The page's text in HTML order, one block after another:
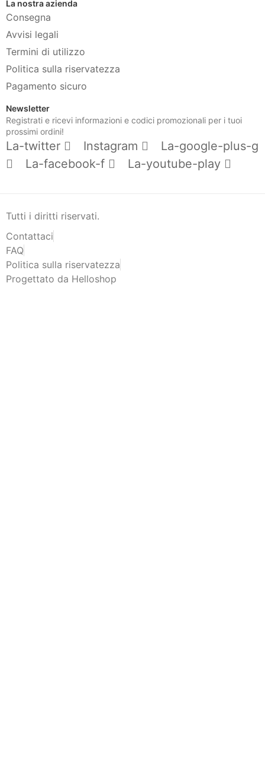
La nostra azienda
Consegna
Avvisi legali
Termini di utilizzo
Politica sulla riservatezza
Pagamento sicuro
Newsletter
Registrati e ricevi informazioni e codici promozionali per i tuoi
prossimi ordini!
La-twitter Instagram
La-google-plus-g
La-facebook-f
La-youtube-play
Tutti i diritti riservati.
Contattaci
FAQ
Politica sulla riservatezza
Progettato da Helloshop